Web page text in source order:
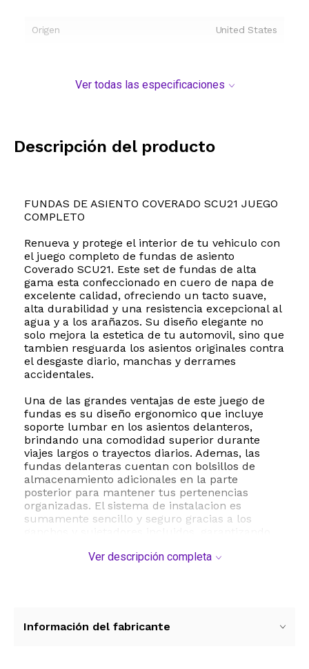
Origen United States
Ver todas las especificaciones
Descripción del producto
FUNDAS DE ASIENTO COVERADO SCU21 JUEGO
COMPLETO
Renueva y protege el interior de tu vehiculo con
el juego completo de fundas de asiento
Coverado SCU21. Este set de fundas de alta
gama esta confeccionado en cuero de napa de
excelente calidad, ofreciendo un tacto suave,
alta durabilidad y una resistencia excepcional al
agua y a los arañazos. Su diseño elegante no
solo mejora la estetica de tu automovil, sino que
tambien resguarda los asientos originales contra
el desgaste diario, manchas y derrames
accidentales.
Una de las grandes ventajas de este juego de
fundas es su diseño ergonomico que incluye
soporte lumbar en los asientos delanteros,
brindando una comodidad superior durante
viajes largos o trayectos diarios. Ademas, las
fundas delanteras cuentan con bolsillos de
almacenamiento adicionales en la parte
posterior para mantener tus pertenencias
organizadas. El sistema de instalacion es
sumamente sencillo y seguro gracias a los
sin deslizarse.
mercado. Su diseño inteligente respeta todas las
Ver descripción completa
Información del fabricante